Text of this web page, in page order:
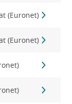
(Euronet)
(Euronet)